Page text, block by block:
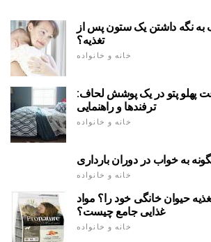
به نگه داشتن یک ستون پس از
تغذیه؟
خانه و خانواده
پهلو پتو در یک پوشش لحاف:
ترفندها و راهنمایی
خانه و خانواده
به خواب در دوران بارداری
خانه و خانواده
حیوان خانگی خود را؟ مواد
غذایی جامع چیست؟
خانه و خانواده